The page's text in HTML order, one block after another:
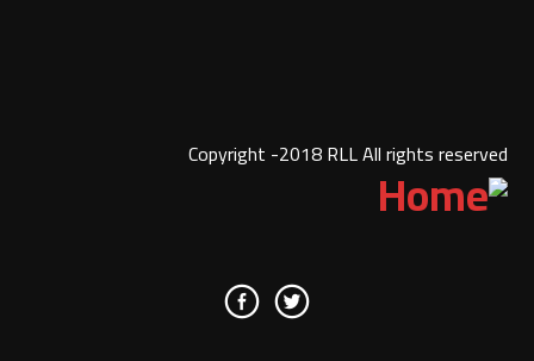
Copyright -2018 RLL All rights reserved